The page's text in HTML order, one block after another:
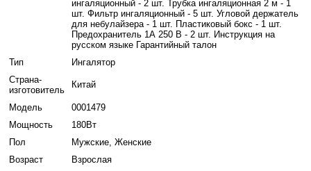
ингаляционный - 2 шт. Трубка ингаляционная 2 м - 1
шт. Фильтр ингаляционный - 5 шт. Угловой держатель
для небулайзера - 1 шт. Пластиковый бокс - 1 шт.
Предохранитель 1А 250 В - 2 шт. Инструкция на
русском языке Гарантийный талон
Тип
Ингалятор
Страна-
изготовитель
Китай
Модель
0001479
Мощность
180Вт
Пол
Мужские, Женские
Возраст
Взрослая